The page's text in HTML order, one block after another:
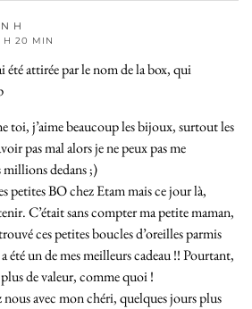
H
H 20 MIN
été attirée par le nom de la box, qui
toi, j’aime beaucoup les bijoux, surtout les
pas mal alors je ne peux pas me
millions dedans ;)
petites BO chez Etam mais ce jour là,
C’était sans compter ma petite maman,
ces petites boucles d’oreilles parmis
été un de mes meilleurs cadeau !! Pourtant,
de valeur, comme quoi !
avec mon chéri, quelques jours plus